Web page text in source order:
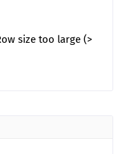
size too large (>